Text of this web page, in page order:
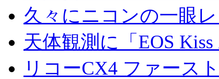
久々にニコンの一眼
天体観測に「EOS
リコーCX4 ファース